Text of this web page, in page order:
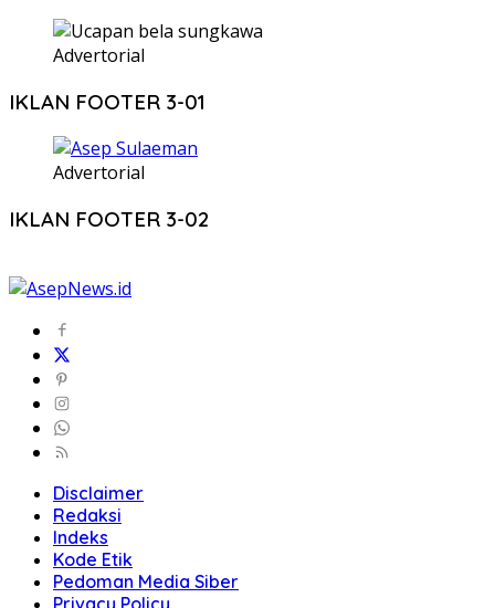
Advertorial
IKLAN FOOTER 3-01
Advertorial
IKLAN FOOTER 3-02
Disclaimer
Redaksi
Indeks
Kode Etik
Pedoman Media Siber